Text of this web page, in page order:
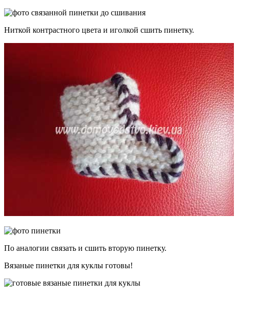
Ниткой контрастного цвета и иголкой сшить пинетку.
По аналогии связать и сшить вторую пинетку.
Вязаные пинетки для куклы готовы!